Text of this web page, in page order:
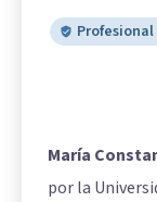
María
por la